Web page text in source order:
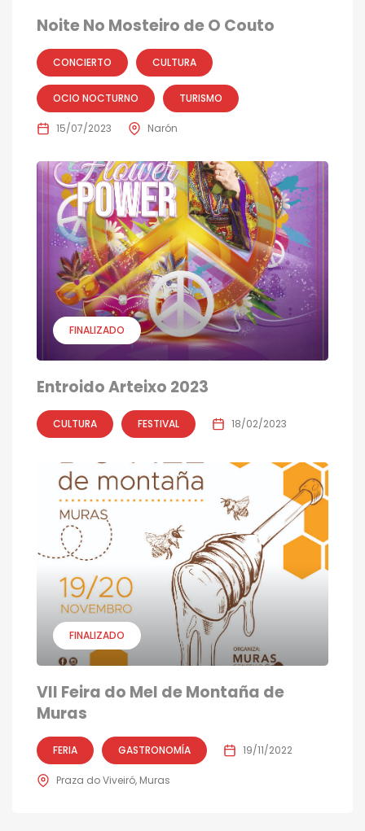
Noite No Mosteiro de O Couto
CONCIERTO CULTURA
OCIO NOCTURNO TURISMO
15/07/2023 Narón
FINALIZADO
Entroido Arteixo 2023
CULTURA FESTIVAL 18/02/2023
FINALIZADO
VII Feira do Mel de Montaña de
Muras
FERIA GASTRONOMÍA 19/11/2022
Praza do Viveiró, Muras